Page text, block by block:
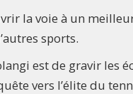
la voie à un
sports.
est de gravir les
vers l’élite du